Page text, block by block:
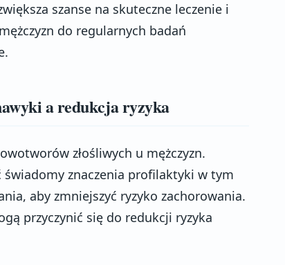
szanse na skuteczne leczenie i
do regularnych badań
a redukcja ryzyka
złośliwych u mężczyzn.
świadomy znaczenia profilaktyki w tym
aby zmniejszyć ryzyko zachorowania.
przyczynić się do redukcji ryzyka